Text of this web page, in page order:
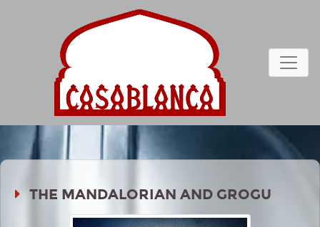
THE MANDALORIAN AND GROGU